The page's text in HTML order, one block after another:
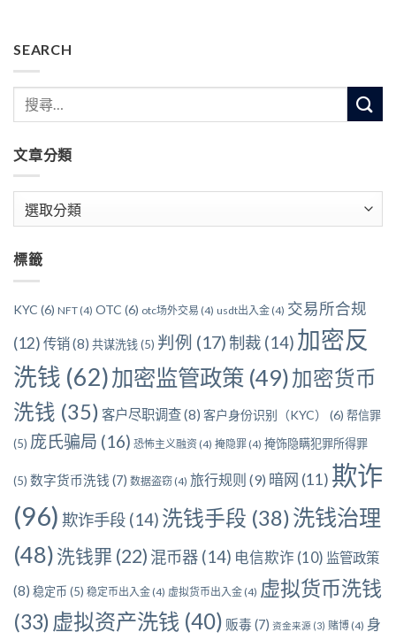
SEARCH
文章分類
類
標籤
KYC (6) NFT (4) OTC (6) otc场外交易 (4) usdt出入金 (4) 交易所合规
(12) 传销(8) 共谋洗钱(5) 判例 (17)制裁 (14) 加密反
洗钱 (62)加密监管政策 (49)加密货币
洗钱 (35) 客户尽职调查(8) 客户身份识别（KYC） (6) 帮信罪
(5) 庞氏骗局 (16) 恐怖主义融资 (4) 掩隐罪 (4) 掩饰隐瞒犯罪所得罪
(5) 数字货币洗钱 (7) 数据盗窃 (4) 旅行规则 (9) 暗网 (11) 欺诈
(96) 欺诈手段 (14) 洗钱手段 (38)洗钱治理
(48) 洗钱罪 (22) 混币器 (14) 电信欺诈 (10) 监管政策
(8) 稳定币 (5) 稳定币出入金 (4) 虚拟货币出入金 (4) 虚拟货币洗钱
(33) 虚拟资产洗钱 (40) 贩毒 (7) 资金来源 (3) 赌博 (4) 身